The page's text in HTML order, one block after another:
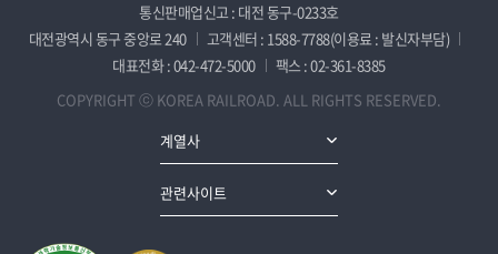
통신판매업신고 : 대전 동구-0233호
대전광역시 동구 중앙로 240
고객센터 : 1588-7788(이용료 : 발신자부담)
대표전화 : 042-472-5000
팩스 : 02-361-8385
COPYRIGHT ⓒ KOREA RAILROAD. ALL RIGHTS RESERVED.
계열사
관련사이트